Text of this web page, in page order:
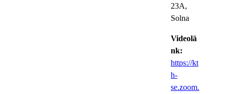
23A,
Solna
Videolä
nk:
https://kt
h-
se.zoom.